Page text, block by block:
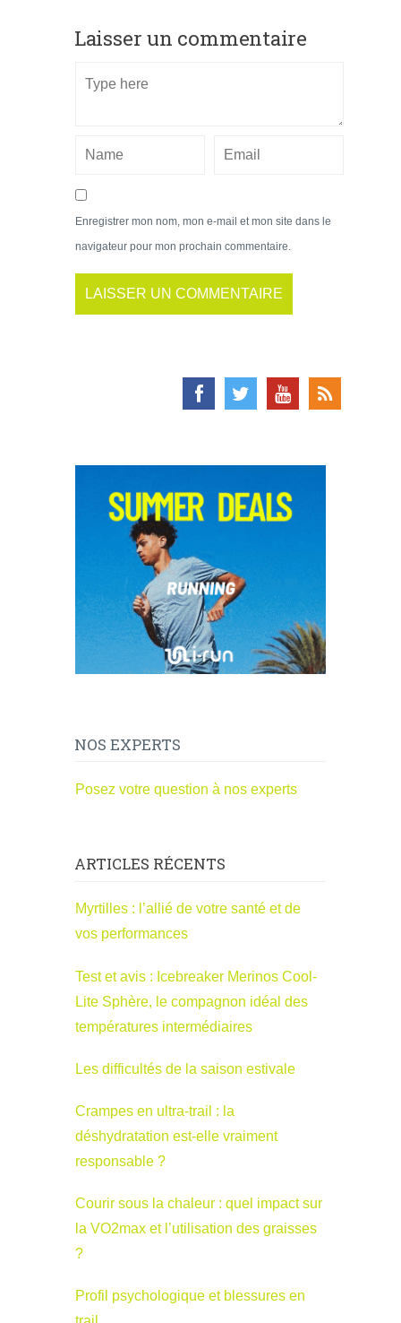
Laisser un commentaire
Enregistrer mon nom, mon e-mail et mon site dans le
navigateur pour mon prochain commentaire.
NOS EXPERTS
Posez votre question à nos experts
ARTICLES RÉCENTS
Myrtilles : l’allié de votre santé et de
vos performances
Test et avis : Icebreaker Merinos Cool-
Lite Sphère, le compagnon idéal des
températures intermédiaires
Les difficultés de la saison estivale
Crampes en ultra-trail : la
déshydratation est-elle vraiment
responsable ?
Courir sous la chaleur : quel impact sur
la VO2max et l’utilisation des graisses
?
Profil psychologique et blessures en